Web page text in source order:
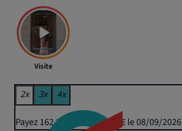
Visite
2x 3x 4x
Payez 162,70 € puis 159,95 € le 08/09/2026